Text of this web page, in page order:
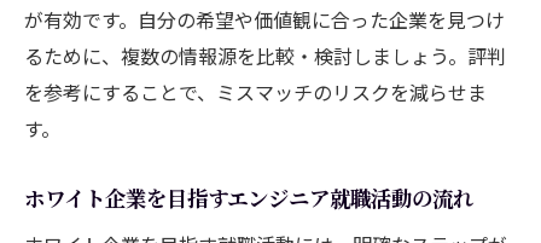
が有効です。自分の希望や価値観に合った企業を見つけ
るために、複数の情報源を比較・検討しましょう。評判
を参考にすることで、ミスマッチのリスクを減らせま
す。
ホワイト企業を目指すエンジニア就職活動の流れ